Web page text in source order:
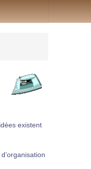
existent